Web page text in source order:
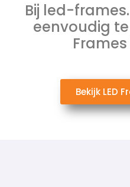
Bij led-
eenvoudig
Bekijk LED